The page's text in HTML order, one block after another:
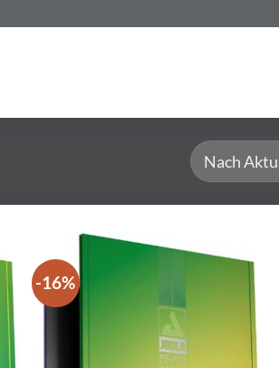
-16%